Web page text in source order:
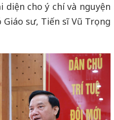
cho ý chí và nguyện
sư, Tiến sĩ Vũ Trọng